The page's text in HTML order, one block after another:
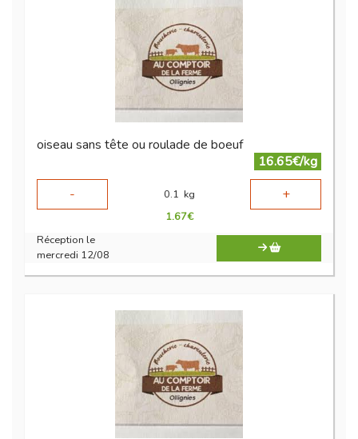
oiseau sans tête ou roulade de boeuf
16.65€/kg
-
0.1 kg +
1.67€
Réception le
mercredi 12/08